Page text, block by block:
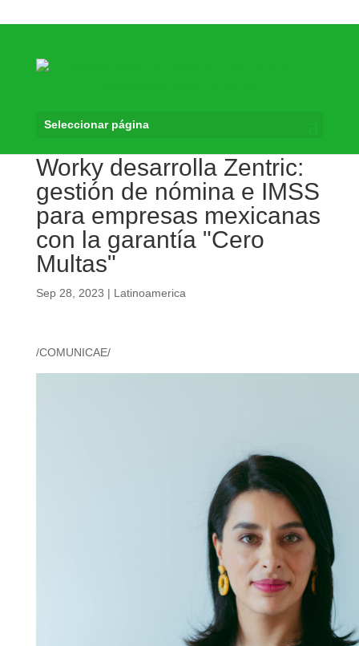
Seleccionar página
Worky desarrolla Zentric:
gestión de nómina e IMSS
para empresas mexicanas
con la garantía "Cero
Multas"
Sep 28, 2023 | Latinoamerica
/COMUNICAE/